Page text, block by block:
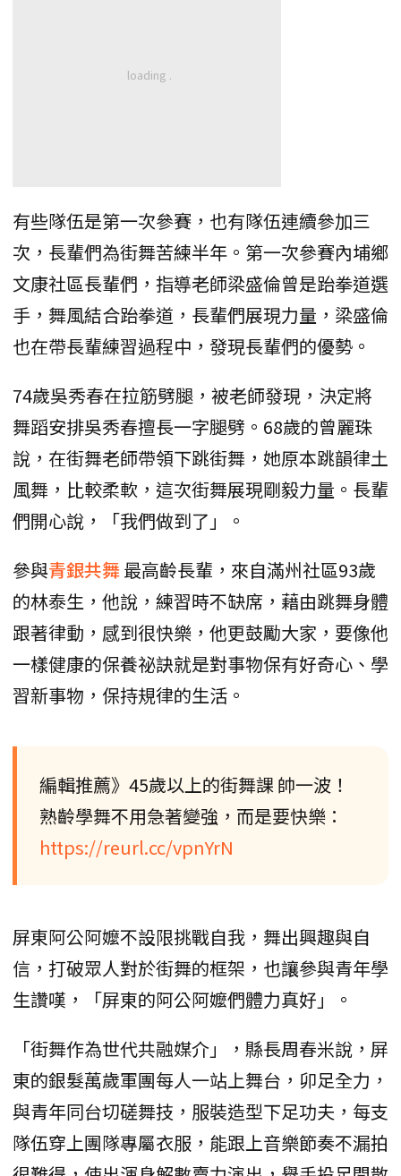
有些隊伍是第一次參賽，也有隊伍連續參加三
次，長輩們為街舞苦練半年。第一次參賽內埔鄉
文康社區長輩們，指導老師梁盛倫曾是跆拳道選
手，舞風結合跆拳道，長輩們展現力量，梁盛倫
也在帶長輩練習過程中，發現長輩們的優勢。
74歲吳秀春在拉筋劈腿，被老師發現，決定將
舞蹈安排吳秀春擅長一字腿劈。68歲的曾麗珠
說，在街舞老師帶領下跳街舞，她原本跳韻律土
風舞，比較柔軟，這次街舞展現剛毅力量。長輩
們開心說，「我們做到了」。
參與青銀共舞最高齡長輩，來自滿州社區93歲
的林泰生，他說，練習時不缺席，藉由跳舞身體
跟著律動，感到很快樂，他更鼓勵大家，要像他
一樣健康的保養祕訣就是對事物保有好奇心、學
習新事物，保持規律的生活。
編輯推薦》45歲以上的街舞課 帥一波！
熟齡學舞不用急著變強，而是要快樂：
https://reurl.cc/vpnYrN
屏東阿公阿嬤不設限挑戰自我，舞出興趣與自
信，打破眾人對於街舞的框架，也讓參與青年學
生讚嘆，「屏東的阿公阿嬤們體力真好」。
「街舞作為世代共融媒介」，縣長周春米說，屏
東的銀髮萬歲軍團每人一站上舞台，卯足全力，
與青年同台切磋舞技，服裝造型下足功夫，每支
隊伍穿上團隊專屬衣服，能跟上音樂節奏不漏拍